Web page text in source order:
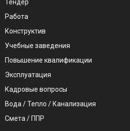
Тендер
Работа
Конструктив
Учебные заведения
Повышение квалификации
Эксплуатация
Кадровые вопросы
Вода / Тепло / Канализация
Смета / ППР